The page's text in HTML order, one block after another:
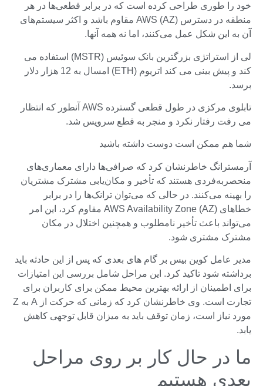
خود را طوری طراحی کرده است که در برابر قطعی‌ها در هر
منطقه در دسترس AWS (AZ) مقاوم باشد و اکثر سیستم‌های
آن به این شکل عمل می‌کنند، اما نه همه آنها.
لی از استراتژی بزرگترین بانک سوئیس (MSTR) استفاده می
کند و پیش بینی می کند اتریوم (ETH) امسال به 12 هزار دلار
برسد.
تابلوی مرکزی در طول قطعی گسترده AWS آنطور که انتظار
می رفت رفتار نکرد و منجر به قطع سرویس شد.
شما هم ممکن است دوست داشته باشید
آرمسترانگ خاطرنشان کرد که صرافی‌ها دارای معماری‌های
منحصربه‌فردی هستند که تأخیر و مکان‌یابی مشترک مشتریان
را بهینه می‌کنند. در حالی که می‌توان ترانک‌ها را در برابر
خطاهای AWS Availability Zone (AZ) مقاوم کرد، این امر
می‌تواند باعث تأخیر نامطلوب و همچنین اختلال در مکان
مشترک مشتری شود.
مدیر عامل کوین بیس بر گام های بعدی که پس از این حادثه باید
برداشته شود تاکید کرد. این مراحل شامل بررسی این امتیازات
برای اطمینان از ارائه بهترین محیط ممکن برای کاربران برای
تجارت است. وی خاطرنشان کرد که زمانی که حرکت از A به Z
مورد نیاز است، زمان توقف باید به میزان قابل توجهی کاهش
یابد.
ما در حال کار بر روی مراحل
بعدی هستیم